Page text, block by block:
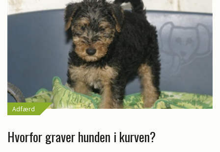
Adfærd
Hvorfor graver hunden i kurven?